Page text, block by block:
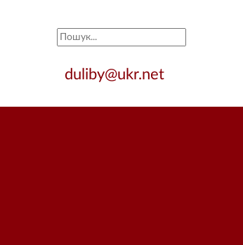
duliby@ukr.net